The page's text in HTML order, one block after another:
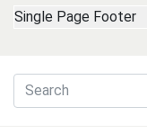
Single Page Footer